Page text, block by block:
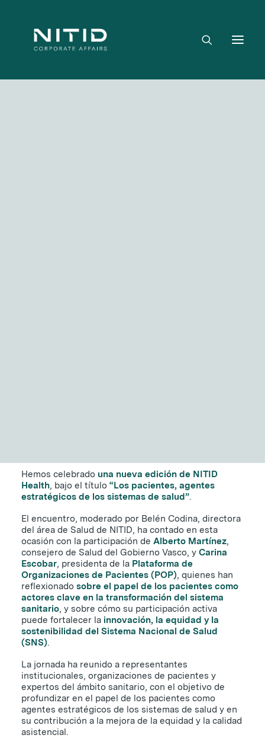
Hemos celebrado una nueva edición de NITID
Health, bajo el título “Los pacientes, agentes
estratégicos de los sistemas de salud”.
El encuentro, moderado por Belén Codina, directora
del área de Salud de NITID, ha contado en esta
ocasión con la participación de Alberto Martínez,
consejero de Salud del Gobierno Vasco, y Carina
Escobar, presidenta de la Plataforma de
Organizaciones de Pacientes (POP), quienes han
reflexionado sobre el papel de los pacientes como
actores clave en la transformación del sistema
sanitario, y sobre cómo su participación activa
puede fortalecer la innovación, la equidad y la
sostenibilidad del Sistema Nacional de Salud
(SNS).
La jornada ha reunido a representantes
institucionales, organizaciones de pacientes y
expertos del ámbito sanitario, con el objetivo de
profundizar en el papel de los pacientes como
agentes estratégicos de los sistemas de salud y en
su contribución a la mejora de la equidad y la calidad
asistencial.